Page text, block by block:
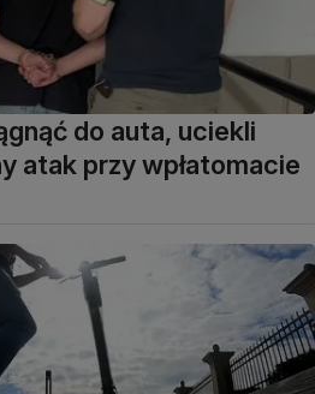
do auta, uciekli
atak przy wpłatomacie